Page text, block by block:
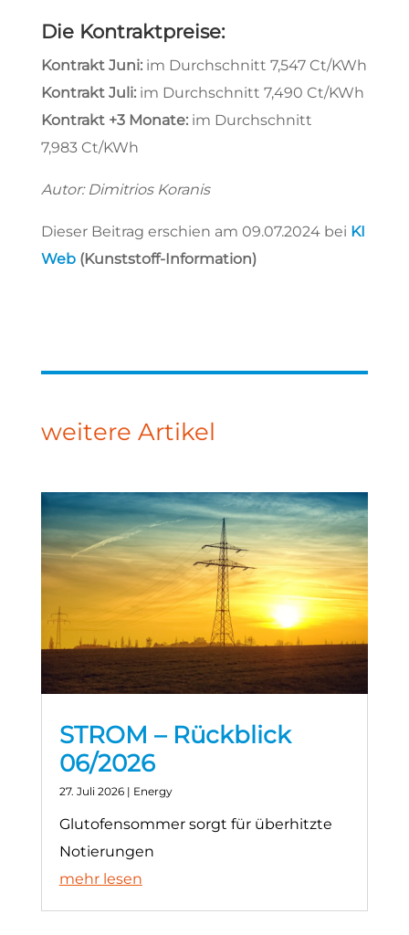
Die Kontraktpreise:
Kontrakt Juni:im Durchschnitt 7,547 Ct/KWh
Kontrakt Juli:im Durchschnitt 7,490 Ct/KWh
Kontrakt +3 Monate:im Durchschnitt
7,983 Ct/KWh
Autor: Dimitrios Koranis
Dieser Beitrag erschien am 09.07.2024 bei KI
Web(Kunststoff-Information)
weitere Artikel
STROM – Rückblick
06/2026
27. Juli 2026| Energy
Glutofensommer sorgt für überhitzte
Notierungen
mehr lesen